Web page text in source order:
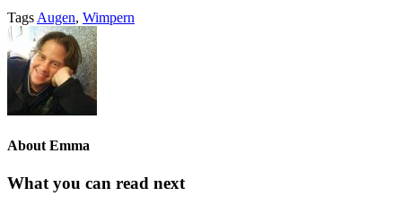
Tags Augen, Wimpern
About Emma
What you can read next